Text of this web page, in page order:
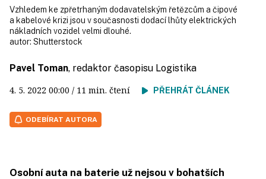
Vzhledem ke zpřetrhaným dodavatelským řetězcům a čipové
a kabelové krizi jsou v současnosti dodací lhůty elektrických
nákladních vozidel velmi dlouhé.
autor: Shutterstock
Pavel Toman, redaktor časopisu Logistika
4. 5. 2022 00:00 / 11 min. čtení PŘEHRÁT ČLÁNEK
ODEBÍRAT AUTORA
Osobní auta na baterie už nejsou v bohatších